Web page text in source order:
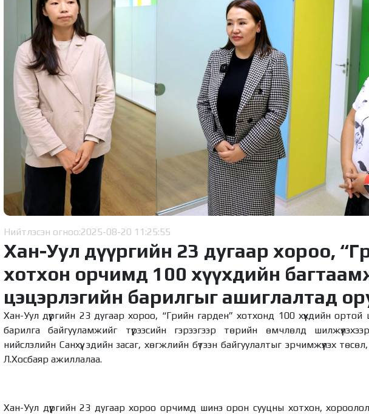
Нийтлэсэн огноо:2025-08-20 11:25:55
Хан-Уул дүүргийн 23 дугаар хороо,
хотхон орчимд 100 хүүхдийн
цэцэрлэгийн барилгыг ашиглалтад
Хан-Уул дүүргийн 23 дугаар хороо, “Грийн гарден” хотхонд 100 хүүхдийн
барилга байгууламжийг түрээсийн гэрээгээр төрийн өмчлөлд
нийслэлийн Санхүү, эдийн засаг, хөгжлийн бүтээн байгуулалтыг эрчимжүүлэх
Л.Хосбаяр ажиллалаа.
Хан-Уул дүүргийн 23 дугаар хороо орчимд шинэ орон сууцны хотхон,